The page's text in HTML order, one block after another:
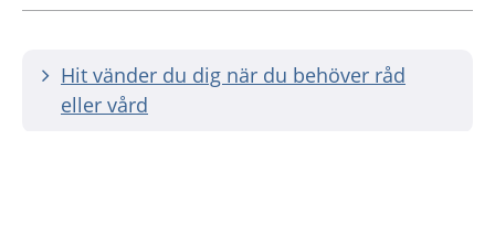
Hit vänder du dig när du behöver råd
eller vård